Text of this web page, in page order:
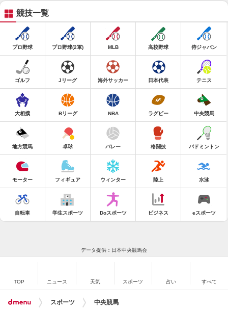
競技一覧
プロ野球 プロ野球(2軍) MLB 高校野球 侍ジャパン
ゴルフ Jリーグ 海外サッカー 日本代表 テニス
大相撲 Bリーグ NBA ラグビー 中央競馬
地方競馬 卓球 バレー 格闘技 バドミントン
モーター フィギュア ウィンター 陸上 水泳
自転車 学生スポーツ Doスポーツ ビジネス eスポーツ
データ提供：日本中央競馬会
TOP ニュース 天気 スポーツ 占い すべて
スポーツ 中央競馬